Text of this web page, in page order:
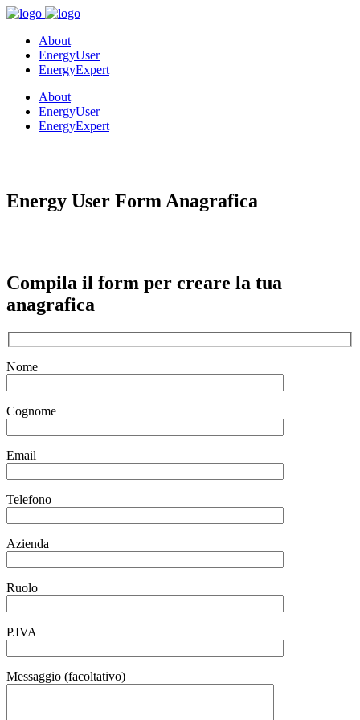
About
EnergyUser
EnergyExpert
About
EnergyUser
EnergyExpert
Energy User Form Anagrafica
Compila il form per creare la tua
anagrafica
Nome
Cognome
Email
Telefono
Azienda
Ruolo
P.IVA
Messaggio (facoltativo)